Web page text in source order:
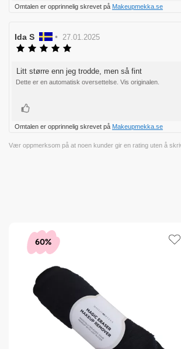
Omtalen er opprinnelig skrevet på Makeupmekka.se
Forfatter:
Ida S • Omtaledato:
27.01.2025
5
mulige
Omtaletekst:
Litt større enn jeg trodde, men så fint
Dette er en automatisk oversettelse. Vis originalen.
Liker
Omtalen er opprinnelig skrevet på Makeupmekka.se
Vær oppmerksom på at noen kunder gir en rating uten å
60%